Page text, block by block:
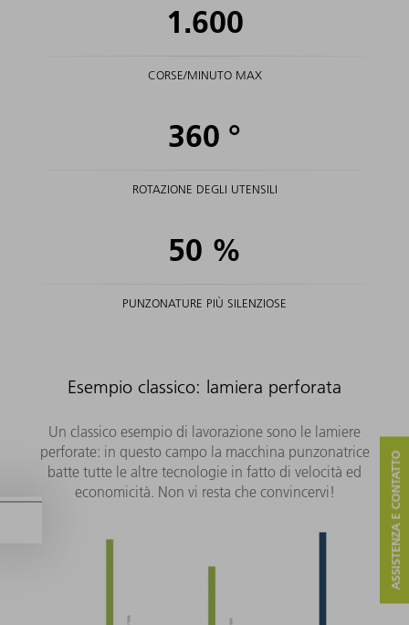
1.600
CORSE/MINUTO MAX
360 °
ROTAZIONE DEGLI UTENSILI
50 %
PUNZONATURE PIÙ SILENZIOSE
Esempio classico: lamiera perforata
Un classico esempio di lavorazione sono le lamiere
perforate: in questo campo la macchina punzonatrice
batte tutte le altre tecnologie in fatto di velocità ed
economicità. Non vi resta che convincervi!
ASSISTENZA E CONTATTO